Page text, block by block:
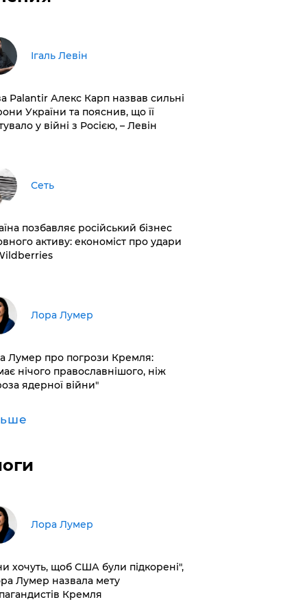
Ігаль Левін
Palantir Алекс Карп назвав сильні
України та пояснив, що її
у війні з Росією, – Левін
Сеть
позбавляє російський бізнес
активу: економіст про удари
​Лора Лумер
Лумер про погрози Кремля:
нічого православнішого, ніж
ядерної війни"
​Лора Лумер
хочуть, щоб США були підкорені",
Лумер назвала мету
Кремля